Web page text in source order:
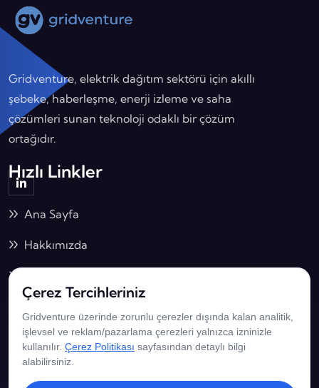
Gridventure, elektrik dağıtım sektörü için akıllı
şebeke, haberleşme, enerji izleme ve saha
çözümleri sunan teknoloji odaklı bir çözüm
ortağıdır.
Hızlı Linkler
Ana Sayfa
Hakkımızda
İletişim Bilgilerimiz
Çerez Tercihleriniz
Gridventure üzerinde zorunlu çerezler dışında kalan analitik,
işlevsel ve reklam/pazarlama çerezleri yalnızca izninizle
kullanılır. Çerez Politikası sayfasından detaylı bilgi
alabilirsiniz.